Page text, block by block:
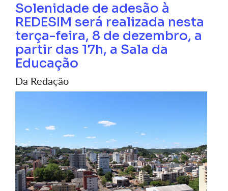
Solenidade de adesão à
REDESIM será realizada nesta
terça-feira, 8 de dezembro, a
partir das 17h, a Sala da
Educação
Da Redação